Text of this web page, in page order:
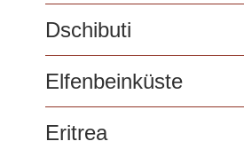
Dschibuti
Elfenbeinküste
Eritrea